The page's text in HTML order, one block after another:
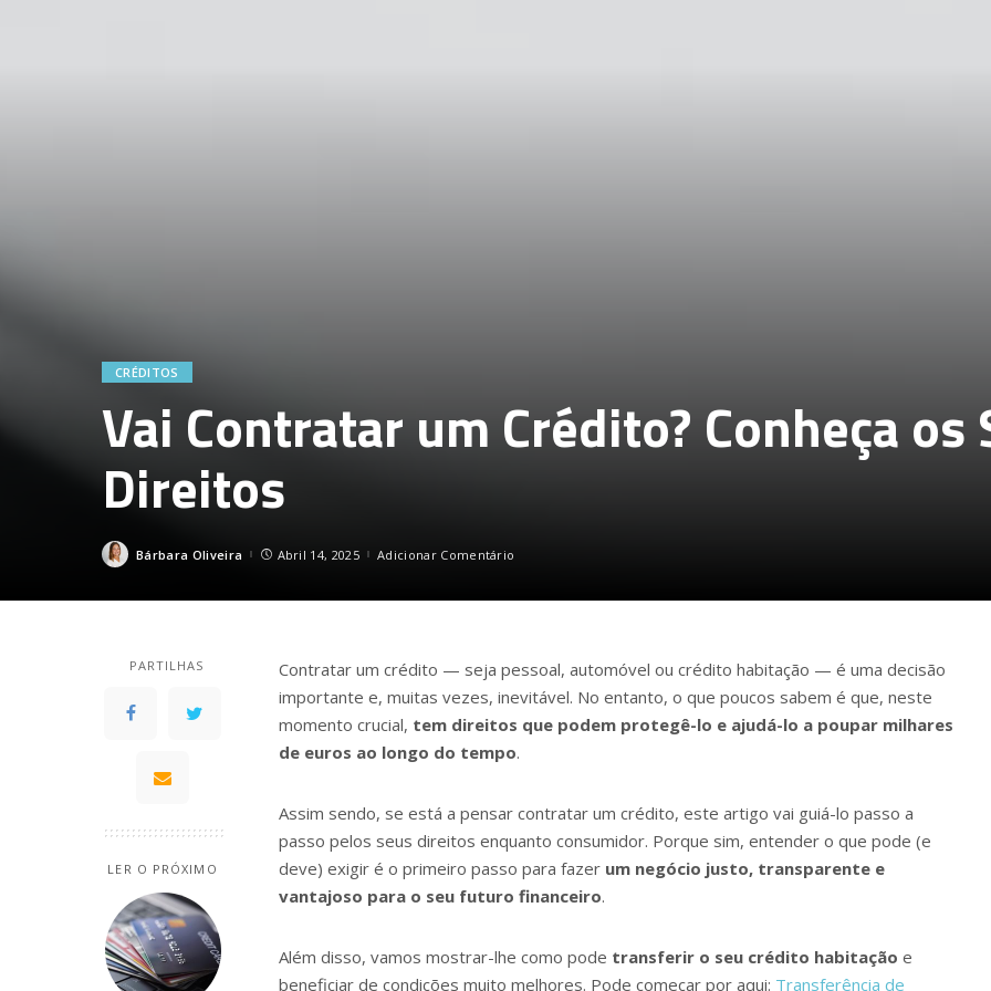
CRÉDITOS
Vai Contratar um Crédito? Conheça os
Direitos
Posted
Bárbara Oliveira Abril 14, 2025 Adicionar Comentário
PARTILHAS
LER O PRÓXIMO
Contratar um crédito — seja pessoal, automóvel ou crédito habitação — é uma decisão
importante e, muitas vezes, inevitável. No entanto, o que poucos sabem é que, neste
momento crucial, tem direitos que podem protegê-lo e ajudá-lo a poupar milhares
de euros ao longo do tempo.
Assim sendo, se está a pensar contratar um crédito, este artigo vai guiá-lo passo a
passo pelos seus direitos enquanto consumidor. Porque sim, entender o que pode (e
deve) exigir é o primeiro passo para fazer um negócio justo, transparente e
vantajoso para o seu futuro financeiro.
Além disso, vamos mostrar-lhe como pode transferir o seu crédito habitação e
beneficiar de condições muito melhores. Pode começar por aqui: Transferência de